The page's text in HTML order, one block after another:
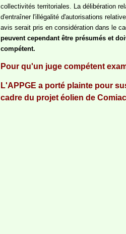
collectivités territoriales. La délibération
d'entraîner l'illégalité d'autorisations
avis serait pris en considération dans le
peuvent cependant être présumés et
compétent.
Pour qu'un juge compétent
L'APPGE a porté plainte pour
cadre du projet éolien de